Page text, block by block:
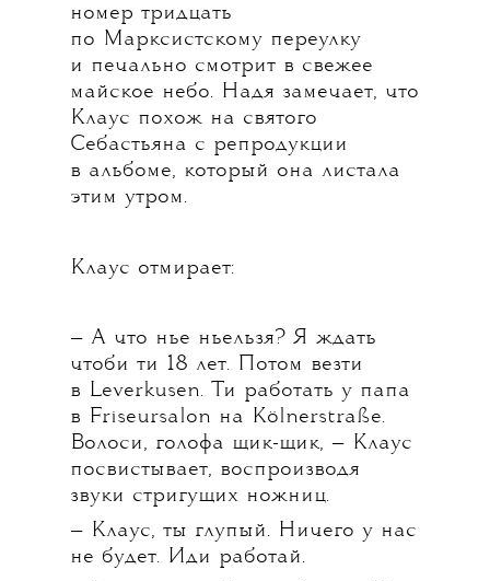
номер тридцать
по Марксистскому переулку
и печально смотрит в свежее
майское небо. Надя замечает, что
Клаус похож на святого
Себастьяна с репродукции
в альбоме, который она листала
этим утром.
Клаус отмирает:
— А что нье ньельзя? Я ждать
чтоби ти 18 лет. Потом везти
в Leverkusen. Ти работать у папа
в Friseursalon на Kölnerstraße.
Волоси, голофа щик-щик, — Клаус
посвистывает, воспроизводя
звуки стригущих ножниц.
— Клаус, ты глупый. Ничего у нас
не будет. Иди работай.